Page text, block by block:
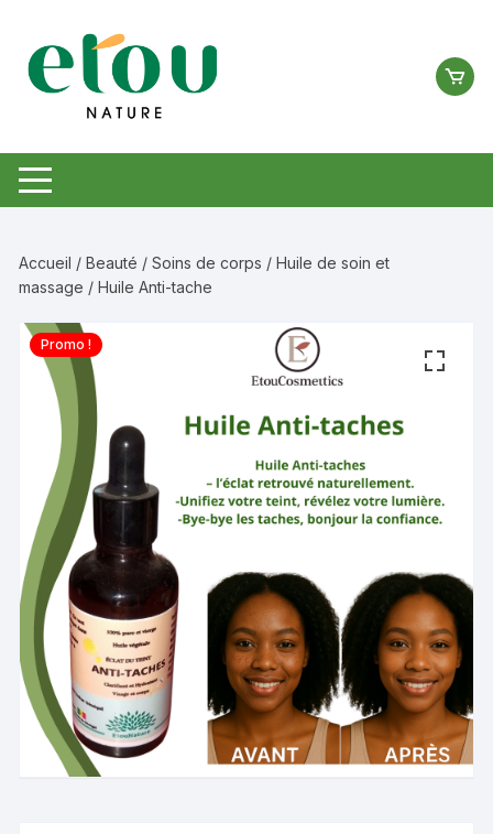
contenu
Accueil /Beauté /Soins de corps /Huile de soin et
massage / Huile Anti-tache
Promo !